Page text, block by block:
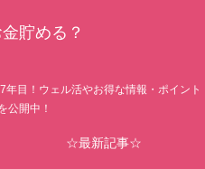
貯める？
目！ウェル活やお得な情報・ポイント
公開中！
☆最新記事☆